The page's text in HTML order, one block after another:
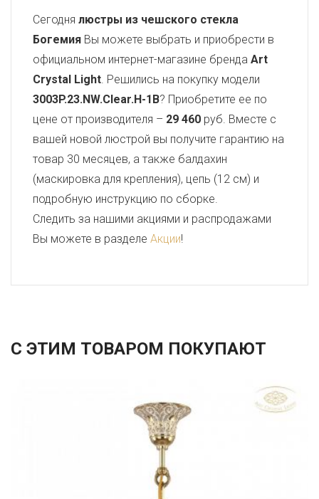
Сегодня люстры из чешского стекла
Богемия Вы можете выбрать и приобрести в
официальном интернет-магазине бренда Art
Crystal Light. Решились на покупку модели
3003P.23.NW.Clear.H-1B? Приобретите ее по
цене от производителя – 29 460 руб. Вместе с
вашей новой люстрой вы получите гарантию на
товар 30 месяцев, а также балдахин
(маскировка для крепления), цепь (12 см) и
подробную инструкцию по сборке.
Следить за нашими акциями и распродажами
Вы можете в разделе Акции!
С ЭТИМ ТОВАРОМ ПОКУПАЮТ